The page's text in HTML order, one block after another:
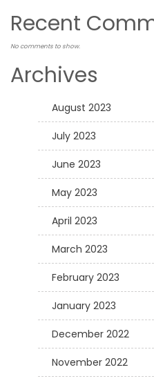
Recent
No comments to show.
Archives
August 2023
July 2023
June 2023
May 2023
April 2023
March 2023
February 2023
January 2023
December 2022
November 2022